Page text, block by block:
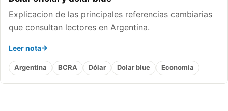
Explicacion de las principales referencias cambiarias
que consultan lectores en Argentina.
Leer nota
Argentina BCRA Dólar Dolar blue Economia